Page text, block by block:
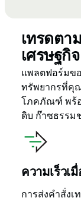
เทรดตา
เศรษฐกิจ
แพลตฟอร์มขอ
ทรัพยากรที่คุ
โภคภัณฑ์ พร้อ
ดิบ ก๊าซธรรม
ความเร็วเ
การส่งคำสั่ง